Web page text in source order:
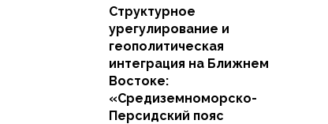
Структурное
урегулирование и
геополитическая
интеграция на Ближнем
Востоке:
«Средиземноморско-
Персидский пояс